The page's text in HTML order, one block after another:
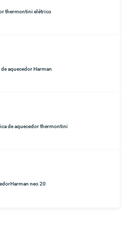
thermontini elétrico
aquecedor Harman
de aquecedor thermontini
neo 20